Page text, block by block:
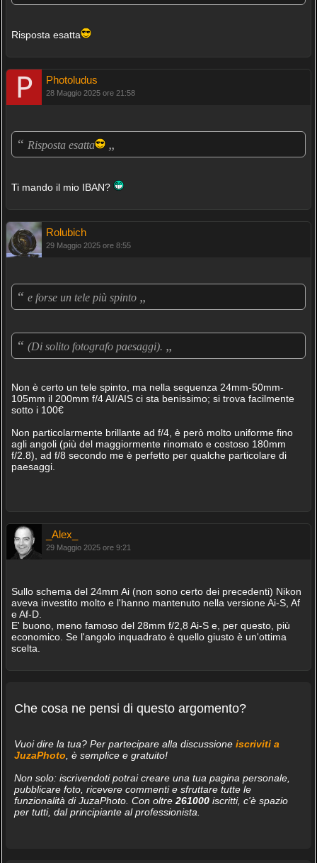
Risposta esatta
Photoludus
28 Maggio 2025 ore 21:58
“ Risposta esatta „
Ti mando il mio IBAN?
Rolubich
29 Maggio 2025 ore 8:55
“ e forse un tele più spinto „
“ (Di solito fotografo paesaggi). „
Non è certo un tele spinto, ma nella sequenza 24mm-50mm-
105mm il 200mm f/4 AI/AIS ci sta benissimo; si trova facilmente
sotto i 100€
Non particolarmente brillante ad f/4, è però molto uniforme fino
agli angoli (più del maggiormente rinomato e costoso 180mm
f/2.8), ad f/8 secondo me è perfetto per qualche particolare di
paesaggi.
_Alex_
29 Maggio 2025 ore 9:21
Sullo schema del 24mm Ai (non sono certo dei precedenti) Nikon
aveva investito molto e l'hanno mantenuto nella versione Ai-S, Af
e Af-D.
E' buono, meno famoso del 28mm f/2,8 Ai-S e, per questo, più
economico. Se l'angolo inquadrato è quello giusto è un'ottima
scelta.
Che cosa ne pensi di questo argomento?
Vuoi dire la tua? Per partecipare alla discussione iscriviti a
JuzaPhoto , è semplice e gratuito!
Non solo: iscrivendoti potrai creare una tua pagina personale,
pubblicare foto, ricevere commenti e sfruttare tutte le
funzionalità di JuzaPhoto. Con oltre 261000iscritti, c'è spazio
per tutti, dal principiante al professionista.